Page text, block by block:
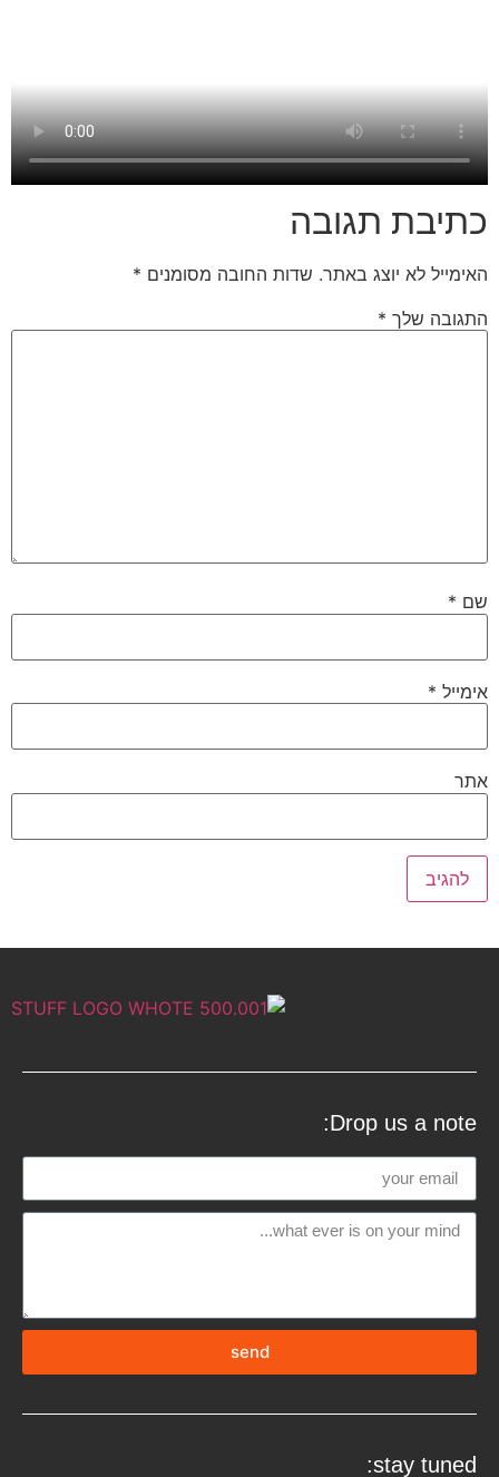
כתיבת תגובה
האימייל לא יוצג באתר. שדות החובה מסומנים *
התגובה שלך *
שם *
אימייל *
אתר
Drop us a note:
send
stay tuned: